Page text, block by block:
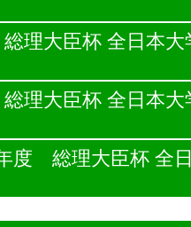
総理大臣杯 全日本
総理大臣杯 全日本
度 総理大臣杯 全